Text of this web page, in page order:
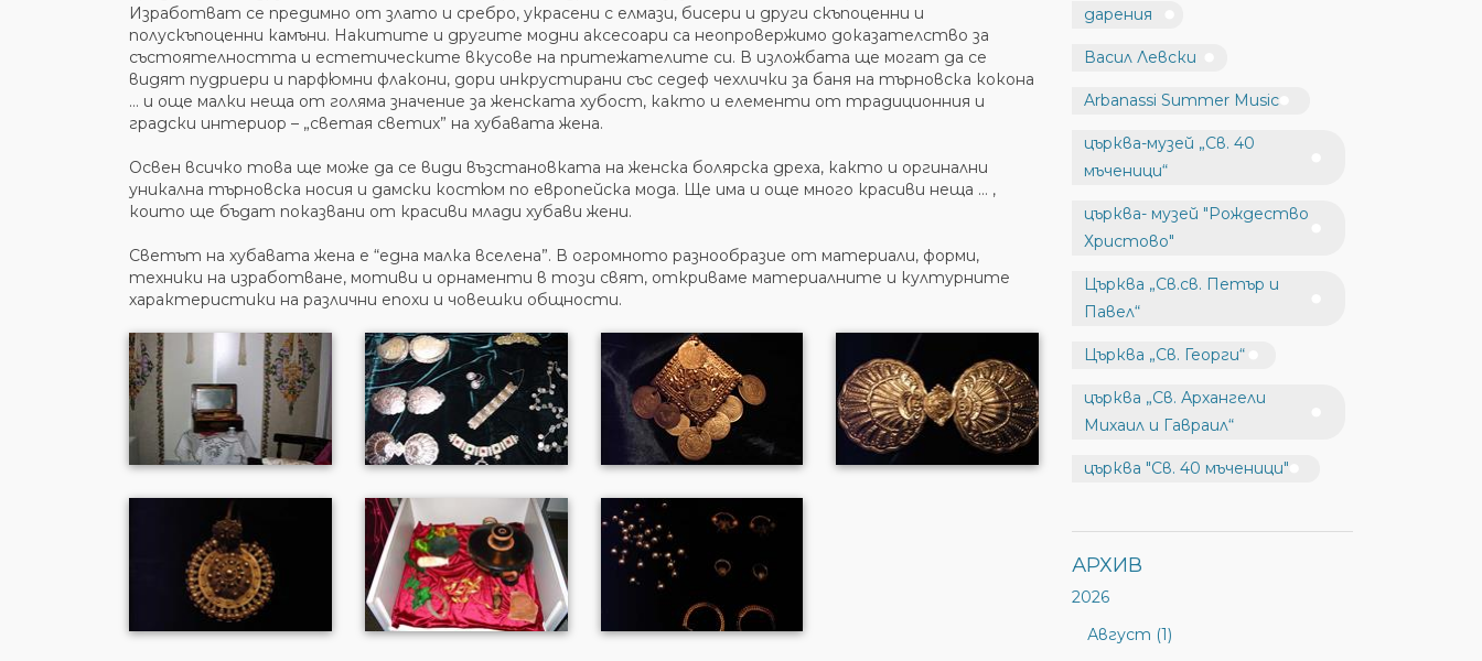
Изработват се предимно от злато и сребро, украсени с елмази, бисери и други скъпоценни и
полускъпоценни камъни. Накитите и другите модни аксесоари са неопровержимо доказателство за
състоятелността и естетическите вкусове на притежателите си. В изложбата ще могат да се
видят пудриери и парфюмни флакони, дори инкрустирани със седеф чехлички за баня на търновска кокона
… и още малки неща от голяма значение за женската хубост, както и елементи от традиционния и
градски интериор – „светая светих” на хубавата жена.
Освен всичко това ще може да се види възстановката на женска болярска дреха, както и оргинални
уникална търновска носия и дамски костюм по европейска мода. Ще има и още много красиви неща … ,
които ще бъдат показвани от красиви млади хубави жени.
Светът на хубавата жена е “една малка вселена”. В огромното разнообразие от материали, форми,
техники на изработване, мотиви и орнаменти в този свят, откриваме материалните и културните
характеристики на различни епохи и човешки общности.
дарения
Васил Левски
Arbanassi Summer Music
църква-музей „Св. 40
мъченици“
църква- музей "Рождество
Христово"
Църква „Св.св. Петър и
Павел“
Църква „Св. Георги“
църква „Св. Архангели
Михаил и Гавраил“
църква "Св. 40 мъченици"
АРХИВ
2026
Август (1)